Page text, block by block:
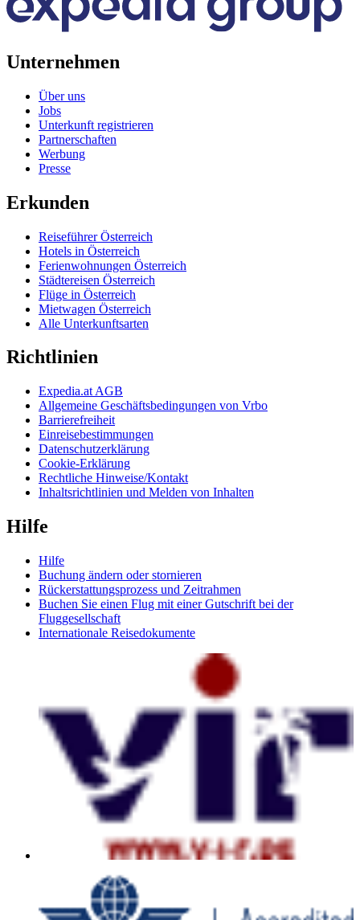
Unternehmen
Über uns
Jobs
Unterkunft registrieren
Partnerschaften
Werbung
Presse
Erkunden
Reiseführer Österreich
Hotels in Österreich
Ferienwohnungen Österreich
Städtereisen Österreich
Flüge in Österreich
Mietwagen Österreich
Alle Unterkunftsarten
Richtlinien
Expedia.at AGB
Allgemeine Geschäftsbedingungen von Vrbo
Barrierefreiheit
Einreisebestimmungen
Datenschutzerklärung
Cookie-Erklärung
Rechtliche Hinweise/Kontakt
Inhaltsrichtlinien und Melden von Inhalten
Hilfe
Hilfe
Buchung ändern oder stornieren
Rückerstattungsprozess und Zeitrahmen
Buchen Sie einen Flug mit einer Gutschrift bei der
Fluggesellschaft
Internationale Reisedokumente